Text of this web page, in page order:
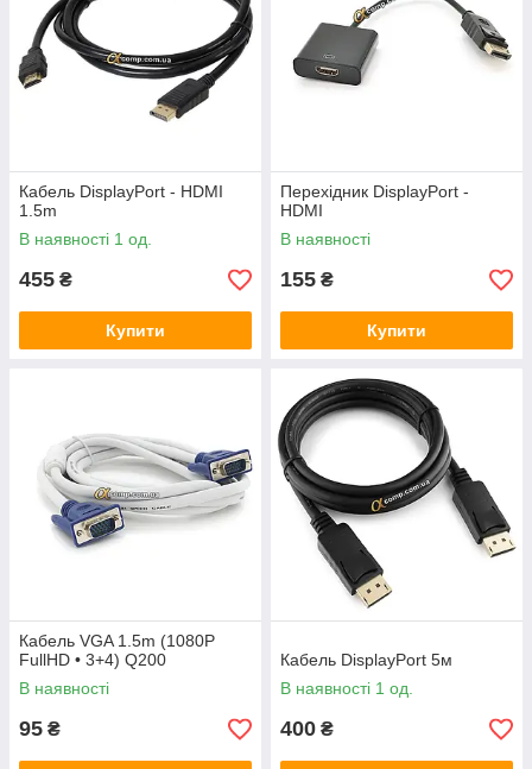
Кабель DisplayPort - HDMI
1.5m
В наявності 1 од.
455 ₴
Купити
Перехідник DisplayPort -
HDMI
В наявності
155 ₴
Купити
Кабель VGA 1.5m (1080P
FullHD • 3+4) Q200
В наявності
95 ₴
Кабель DisplayPort 5м
В наявності 1 од.
400 ₴